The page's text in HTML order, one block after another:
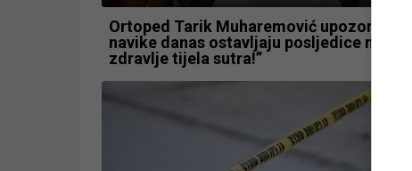
Ortoped Tarik Muharemović upozorio:
navike danas ostavljaju posljedice na
zdravlje tijela sutra!”